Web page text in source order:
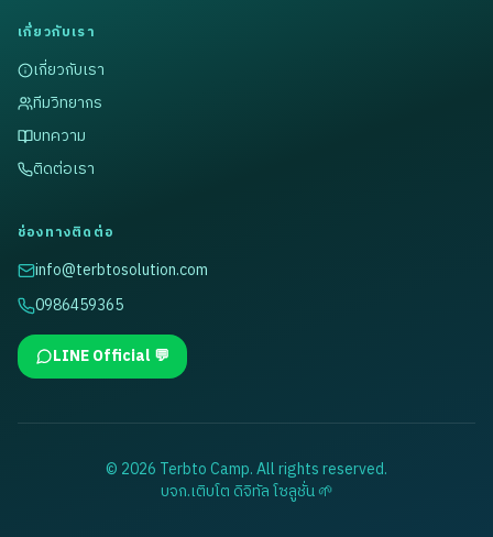
เกี่ยวกับเรา
เกี่ยวกับเรา
ทีมวิทยากร
บทความ
ติดต่อเรา
ช่องทางติดต่อ
info@terbtosolution.com
0986459365
LINE Official 💬
© 2026 Terbto Camp. All rights reserved.
บจก.เติบโต ดิจิทัล โซลูชั่น 🌱